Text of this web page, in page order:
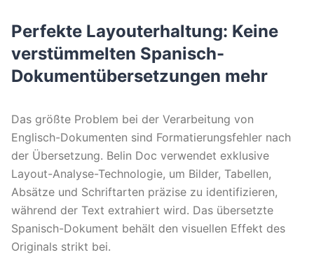
Perfekte Layouterhaltung: Keine
verstümmelten Spanisch-
Dokumentübersetzungen mehr
Das größte Problem bei der Verarbeitung von
Englisch-Dokumenten sind Formatierungsfehler nach
der Übersetzung. Belin Doc verwendet exklusive
Layout-Analyse-Technologie, um Bilder, Tabellen,
Absätze und Schriftarten präzise zu identifizieren,
während der Text extrahiert wird. Das übersetzte
Spanisch-Dokument behält den visuellen Effekt des
Originals strikt bei.